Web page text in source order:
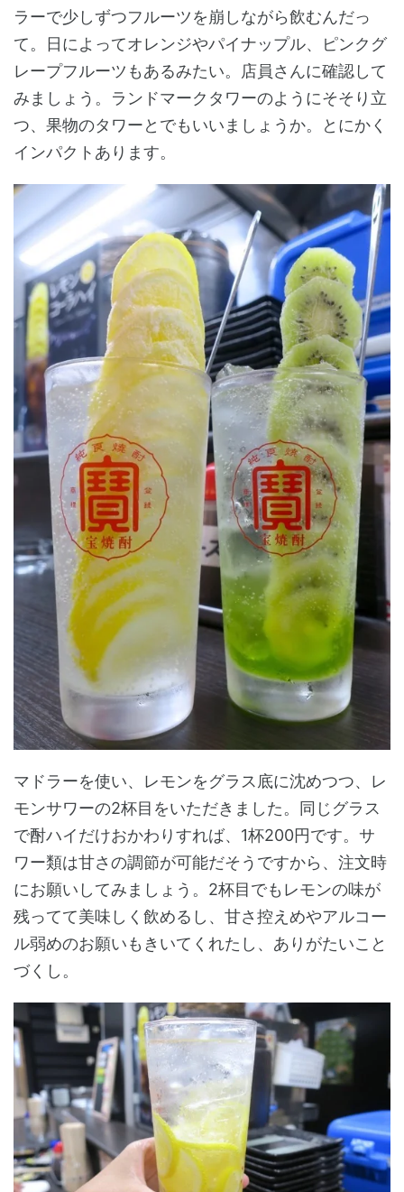
ラーで少しずつフルーツを崩しながら飲むんだっ
て。日によってオレンジやパイナップル、ピンクグ
レープフルーツもあるみたい。店員さんに確認して
みましょう。ランドマークタワーのようにそそり立
つ、果物のタワーとでもいいましょうか。とにかく
インパクトあります。
マドラーを使い、レモンをグラス底に沈めつつ、レ
モンサワーの2杯目をいただきました。同じグラス
で酎ハイだけおかわりすれば、1杯200円です。サ
ワー類は甘さの調節が可能だそうですから、注文時
にお願いしてみましょう。2杯目でもレモンの味が
残ってて美味しく飲めるし、甘さ控えめやアルコー
ル弱めのお願いもきいてくれたし、ありがたいこと
づくし。